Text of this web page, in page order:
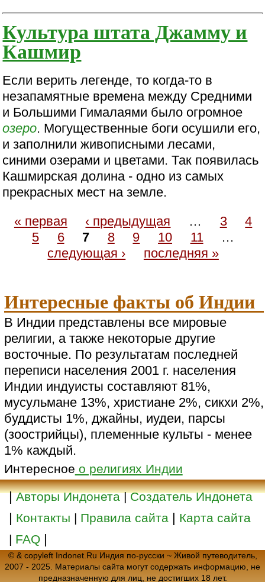
Культура штата Джамму и
Кашмир
Если верить легенде, то когда-то в
незапамятные времена между Средними
и Большими Гималаями было огромное
озеро. Могущественные боги осушили его,
и заполнили живописными лесами,
синими озерами и цветами. Так появилась
Кашмирская долина - одно из самых
прекрасных мест на земле.
« первая
‹ предыдущая … 3
4
5
6 7 8 9 10 11
…
следующая ›
последняя »
Интересные факты об Индии
В Индии представлены все мировые
религии, а также некоторые другие
восточные. По результатам последней
переписи населения 2001 г. населения
Индии индуисты составляют 81%,
мусульмане 13%, христиане 2%, сикхи 2%,
буддисты 1%, джайны, иудеи, парсы
(зоострийцы), племенные культы - менее
1% каждый.
Интересное о религиях Индии
|Авторы Индонета|Создатель Индонета
Контакты Правила сайта
Карта сайта
FAQ
© & copyleft Indonet.Ru Индия по-русски ~ Живой путеводитель,
2007 - 2025. Материалы сайта могут содержать информацию, не
предназначенную для лиц, не достигших 18 лет.